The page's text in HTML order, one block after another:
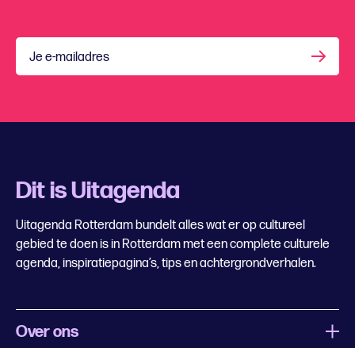
Je e-mailadres
Dit is Uitagenda
Uitagenda Rotterdam bundelt alles wat er op cultureel
gebied te doen is in Rotterdam met een complete culturele
agenda, inspiratiepagina’s, tips en achtergrondverhalen.
Over ons